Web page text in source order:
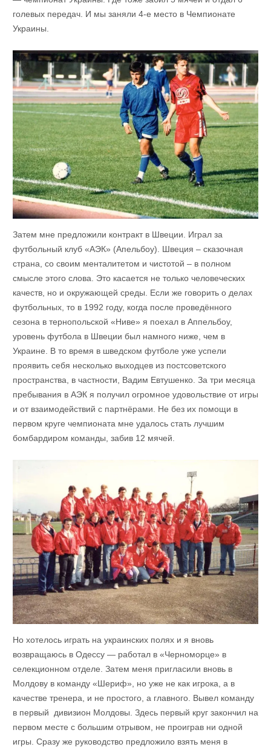
голевых передач. И мы заняли 4-е место в Чемпионате
Украины.
Затем мне предложили контракт в Швеции. Играл за
футбольный клуб «АЭК» (Апельбоу). Швеция – сказочная
страна, со своим менталитетом и чистотой – в полном
смысле этого слова. Это касается не только человеческих
качеств, но и окружающей среды. Если же говорить о делах
футбольных, то в 1992 году, когда после проведённого
сезона в тернопольской «Ниве» я поехал в Аппельбоу,
уровень футбола в Швеции был намного ниже, чем в
Украине. В то время в шведском футболе уже успели
проявить себя несколько выходцев из постсоветского
пространства, в частности, Вадим Евтушенко. За три месяца
пребывания в АЭК я получил огромное удовольствие от игры
и от взаимодействий с партнёрами. Не без их помощи в
первом круге чемпионата мне удалось стать лучшим
бомбардиром команды, забив 12 мячей.
Но хотелось играть на украинских полях и я вновь
возвращаюсь в Одессу — работал в «Черноморце» в
селекционном отделе. Затем меня пригласили вновь в
Молдову в команду «Шериф», но уже не как игрока, а в
качестве тренера, и не простого, а главного. Вывел команду
в первый дивизион Молдовы. Здесь первый круг закончил на
первом месте с большим отрывом, не проиграв ни одной
игры. Сразу же руководство предложило взять меня в